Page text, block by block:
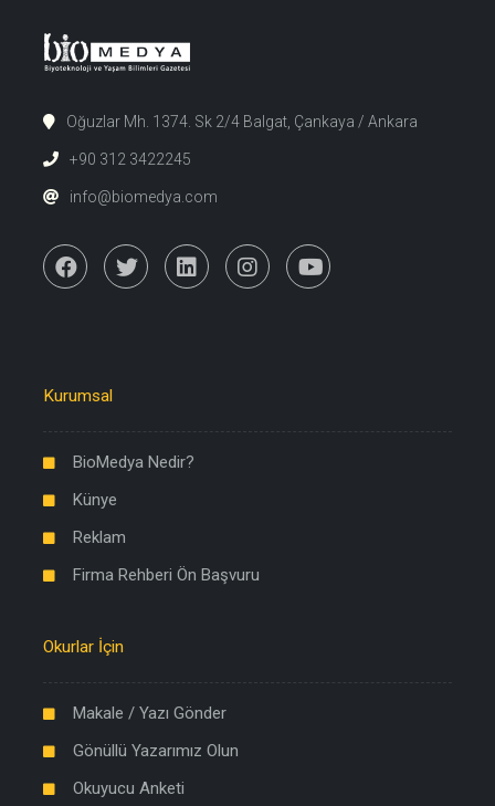
Oğuzlar Mh. 1374. Sk 2/4 Balgat, Çankaya / Ankara
+90 312 3422245
info@biomedya.com
Kurumsal
BioMedya Nedir?
Künye
Reklam
Firma Rehberi Ön Başvuru
Okurlar İçin
Makale / Yazı Gönder
Gönüllü Yazarımız Olun
Okuyucu Anketi